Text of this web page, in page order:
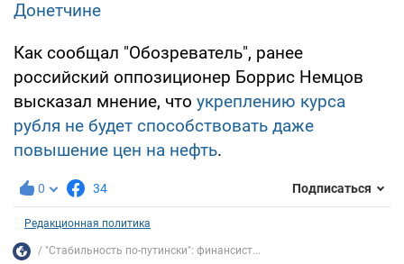
Донетчине
Как сообщал "Обозреватель", ранее
российский оппозиционер Боррис Немцов
высказал мнение, что укреплению курса
рубля не будет способствовать даже
повышение цен на нефть.
0 34 Подписаться
Редакционная политика
"Стабильность по-путински": финансист...